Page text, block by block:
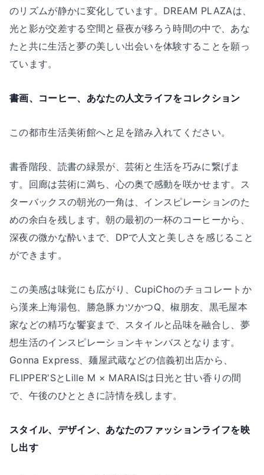
のリズムが静かに変化しています。DREAM PLAZAは、
光と影が交差する空間と昼夜が移ろう時間の中で、あな
たと共に生活と夢の美しい出会いを体験することを願っ
ています。
書画、コーヒー、あなたの人文ライフをコレクション
この都市生活美術館へと足を踏み入れてください。
書香階段、読書の緑景が、芸術と生活を巧みに繋げま
す。回廊は芸術に満ち、心の奥で感動を咲かせます。ス
ターバックスの朝光の一角は、インスピレーションのた
めの余白を残します。朝の最初の一杯のコーヒーから、
深夜の微かな酔いまで、DPで人文と美しさを感じること
ができます。
この美感は味覚にも広がり、CupiChoのチョコレートか
ら漢来上海湯包、勝急豚カツかつQ、椒朋友、黒毛屋本
家などの精巧な饗宴まで、スタイルと品味を融合し、夢
想生活のインスピレーションキャンバスとなります。
Gonna Express、麺屋武蔵などの信義初出店から、
FLIPPER'SとLille M × MARAISは日光と甘い香りの間
で、午後のひとときに詩情を残します。
スタイル、デザイン、あなたのファッションライフを映
し出す